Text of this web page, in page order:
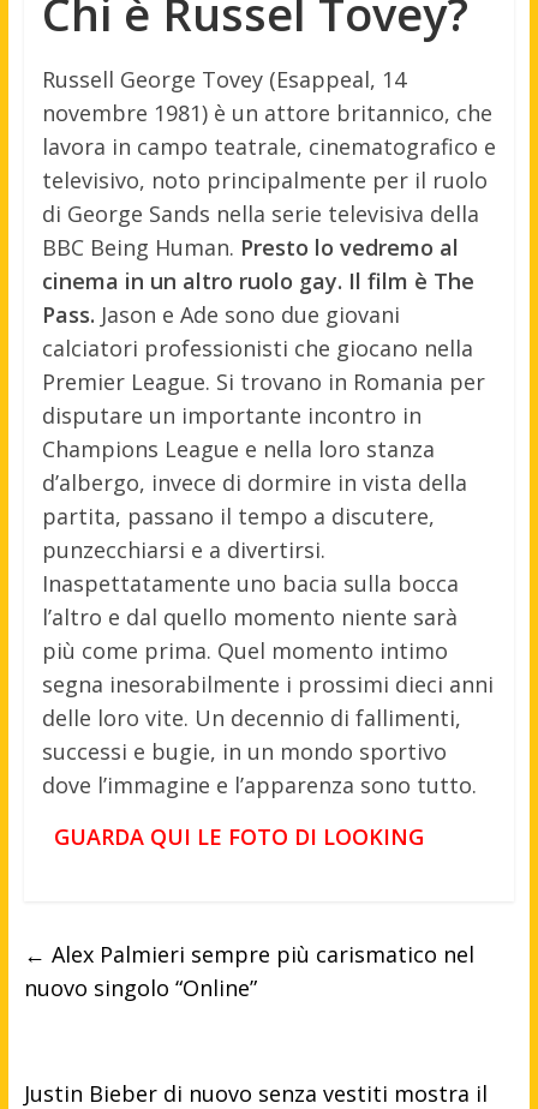
Chi è Russel Tovey?
Russell George Tovey (Esappeal, 14
novembre 1981) è un attore britannico, che
lavora in campo teatrale, cinematografico e
televisivo, noto principalmente per il ruolo
di George Sands nella serie televisiva della
BBC Being Human. Presto lo vedremo al
cinema in un altro ruolo gay. Il film è The
Pass. Jason e Ade sono due giovani
calciatori professionisti che giocano nella
Premier League. Si trovano in Romania per
disputare un importante incontro in
Champions League e nella loro stanza
d’albergo, invece di dormire in vista della
partita, passano il tempo a discutere,
punzecchiarsi e a divertirsi.
Inaspettatamente uno bacia sulla bocca
l’altro e dal quello momento niente sarà
più come prima. Quel momento intimo
segna inesorabilmente i prossimi dieci anni
delle loro vite. Un decennio di fallimenti,
successi e bugie, in un mondo sportivo
dove l’immagine e l’apparenza sono tutto.
GUARDA QUI LE FOTO DI LOOKING
← Alex Palmieri sempre più carismatico nel
nuovo singolo “Online”
Justin Bieber di nuovo senza vestiti mostra il